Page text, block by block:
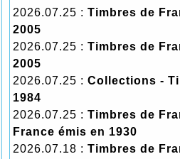
2026.07.25 : Timbres de
2005
2026.07.25 : Timbres de
2005
2026.07.25 : Collections -
1984
2026.07.25 : Timbres de
France émis en 1930
2026.07.18 : Timbres de